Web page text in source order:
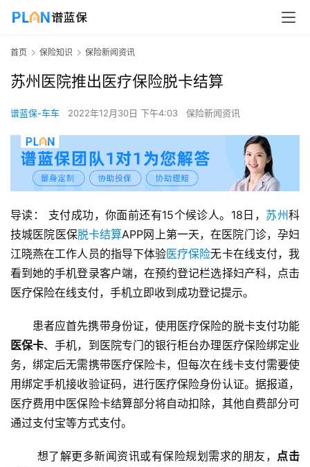
首页 保险知识 保险新闻资讯
苏州医院推出医疗保险脱卡结算
谱蓝保-车车 2022年12月30日 下午4:03 保险新闻资讯
导读： 支付成功，你面前还有15个候诊人。18日， 苏州科
技城医院医保脱卡结算APP网上第一天，在医院门诊，孕妇
江晓燕在工作人员的指导下体验医疗保险无卡在线支付，我
看到她的手机登录客户端，在预约登记栏选择妇产科，点击
医疗保险在线支付，手机立即收到成功登记提示。
患者应首先携带身份证，使用医疗保险的脱卡支付功能
医保卡、手机，到医院专门的银行柜台办理医疗保险绑定业
务，绑定后无需携带医疗保险卡，但每次在线卡支付需要使
用绑定手机接收验证码，进行医疗保险身份认证。据报道，
医疗费用中医保险卡结算部分将自动扣除，其他自费部分可
通过支付宝等方式支付。
       想了解更多新闻资讯或有保险规划需求的朋友，
点击